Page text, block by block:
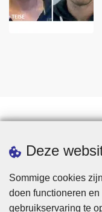
Deze
Sommige cookies
doen functioneren
gebruikservaring te